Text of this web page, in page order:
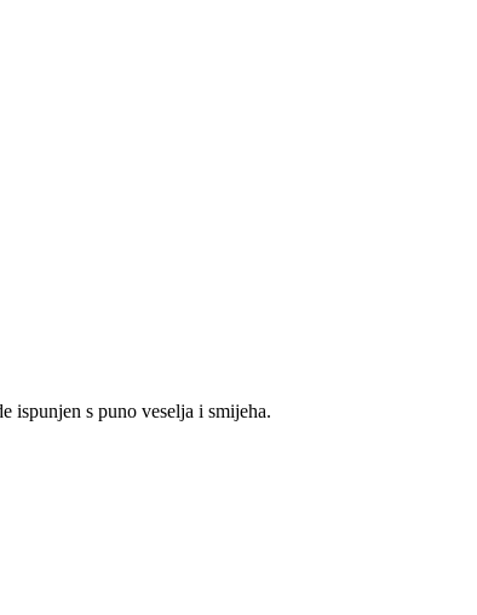
ispunjen s puno veselja i smijeha.